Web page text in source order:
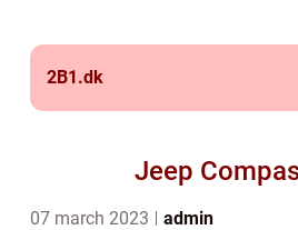
2B1.dk
Jeep
07 march 2023 admin